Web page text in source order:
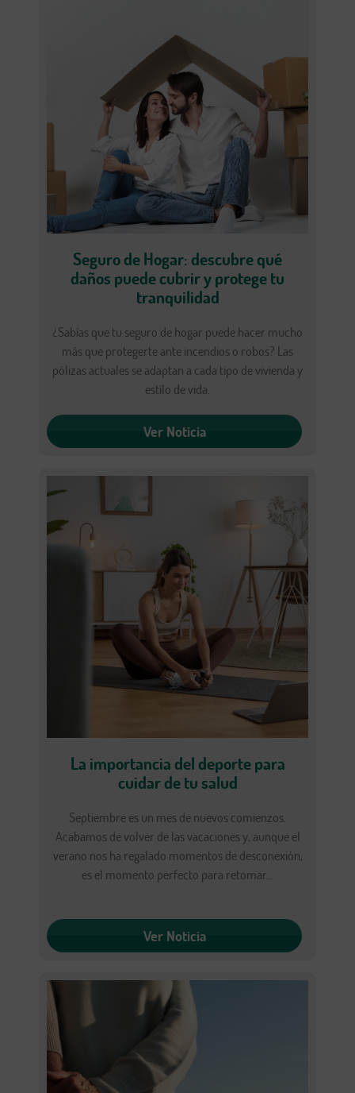
Seguro de Hogar: descubre qué
daños puede cubrir y protege tu
tranquilidad
¿Sabías que tu seguro de hogar puede hacer mucho
más que protegerte ante incendios o robos? Las
pólizas actuales se adaptan a cada tipo de vivienda y
estilo de vida.
Ver Noticia
La importancia del deporte para
cuidar de tu salud
Septiembre es un mes de nuevos comienzos.
Acabamos de volver de las vacaciones y, aunque el
verano nos ha regalado momentos de desconexión,
es el momento perfecto para retomar...
Ver Noticia